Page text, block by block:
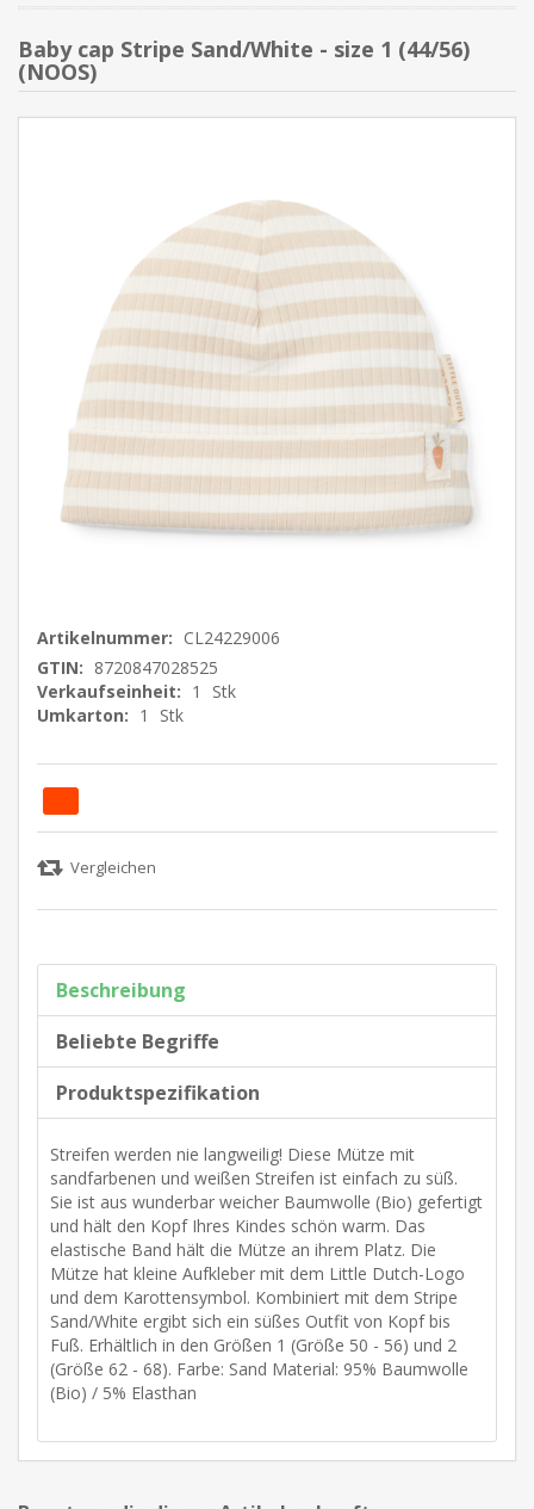
Baby cap Stripe Sand/White - size 1 (44/56)
(NOOS)
Artikelnummer: CL24229006
GTIN: 8720847028525
Verkaufseinheit: 1
Stk
Umkarton: 1 Stk
Beschreibung
Beliebte Begriffe
Produktspezifikation
Streifen werden nie langweilig! Diese Mütze mit
sandfarbenen und weißen Streifen ist einfach zu süß.
Sie ist aus wunderbar weicher Baumwolle (Bio) gefertigt
und hält den Kopf Ihres Kindes schön warm. Das
elastische Band hält die Mütze an ihrem Platz. Die
Mütze hat kleine Aufkleber mit dem Little Dutch-Logo
und dem Karottensymbol. Kombiniert mit dem Stripe
Sand/White ergibt sich ein süßes Outfit von Kopf bis
Fuß. Erhältlich in den Größen 1 (Größe 50 - 56) und 2
(Größe 62 - 68). Farbe: Sand Material: 95% Baumwolle
(Bio) / 5% Elasthan